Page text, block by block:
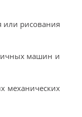
или рисования
машин и
механических